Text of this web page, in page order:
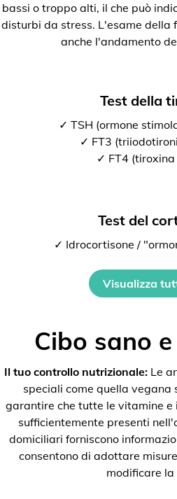
bassi o troppo alti, il che può
disturbi da stress. L'esame della
anche l'andamento
Test della
✓ TSH (ormone
✓ FT3
✓ FT4
Test del
✓ Idrocortisone /
Visualizza
Cibo sano
Il tuo controllo nutrizionale:Le
speciali come quella vegana
garantire che tutte le vitamine e
sufficientemente presenti
domiciliari forniscono
consentono di adottare
modificare